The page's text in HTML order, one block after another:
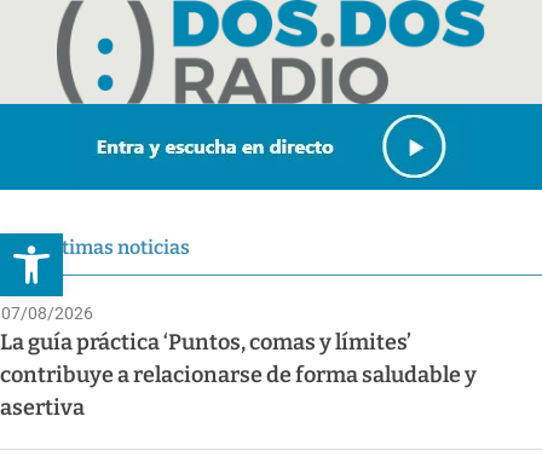
Abrir barra de herramientas
Últimas noticias
07/08/2026
La guía práctica ‘Puntos, comas y límites’
contribuye a relacionarse de forma saludable y
asertiva